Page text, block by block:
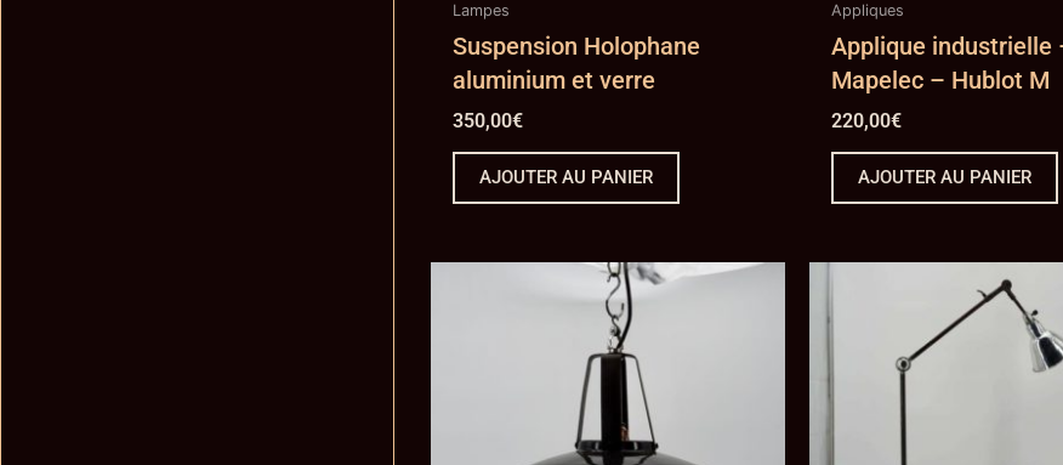
Lampes
Suspension Holophane
aluminium et verre
350,00€
AJOUTER AU PANIER
Appliques
Applique industrielle
Mapelec – Hublot M
220,00€
AJOUTER AU PANIER